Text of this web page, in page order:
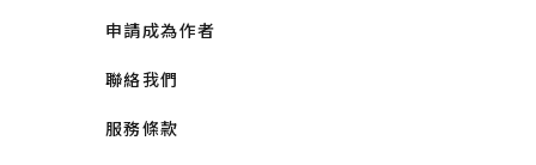
申請成為作者
聯絡我們
服務條款